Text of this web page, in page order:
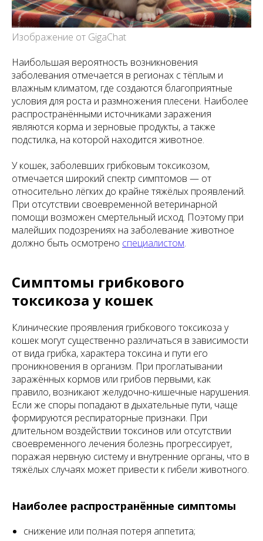
Изображение от GigaChat
Наибольшая вероятность возникновения
заболевания отмечается в регионах с тёплым и
влажным климатом, где создаются благоприятные
условия для роста и размножения плесени. Наиболее
распространёнными источниками заражения
являются корма и зерновые продукты, а также
подстилка, на которой находится животное.
У кошек, заболевших грибковым токсикозом,
отмечается широкий спектр симптомов — от
относительно лёгких до крайне тяжёлых проявлений.
При отсутствии своевременной ветеринарной
помощи возможен смертельный исход. Поэтому при
малейших подозрениях на заболевание животное
должно быть осмотрено специалистом.
Симптомы грибкового
токсикоза у кошек
Клинические проявления грибкового токсикоза у
кошек могут существенно различаться в зависимости
от вида грибка, характера токсина и пути его
проникновения в организм. При проглатывании
заражённых кормов или грибов первыми, как
правило, возникают желудочно-кишечные нарушения.
Если же споры попадают в дыхательные пути, чаще
формируются респираторные признаки. При
длительном воздействии токсинов или отсутствии
своевременного лечения болезнь прогрессирует,
поражая нервную систему и внутренние органы, что в
тяжёлых случаях может привести к гибели животного.
Наиболее распространённые симптомы
снижение или полная потеря аппетита;